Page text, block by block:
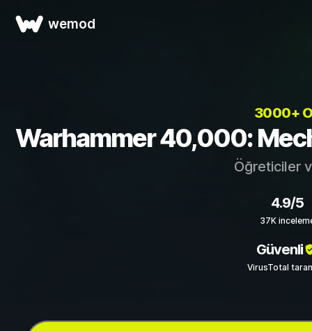
wemod
3000+
Warhammer 40,000:
Öğreticiler
4.9/5
37K
Güvenli
VirusTotal